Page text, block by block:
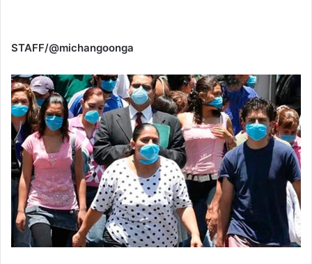
STAFF/@michangoonga